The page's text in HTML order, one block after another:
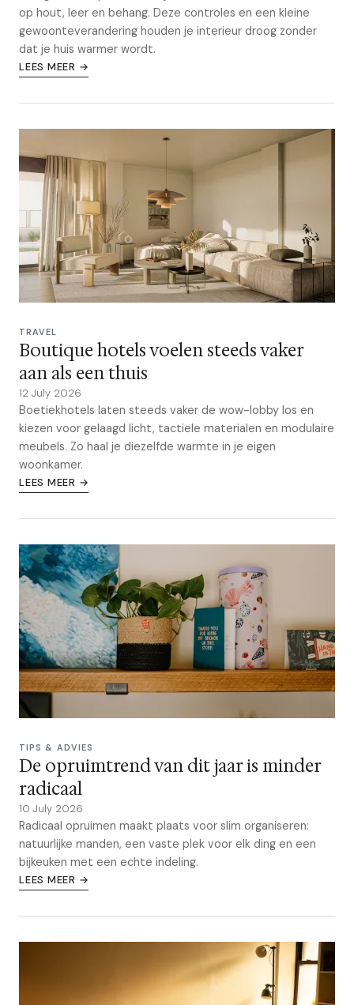
op hout, leer en behang. Deze controles en een kleine
gewoonteverandering houden je interieur droog zonder
dat je huis warmer wordt.
LEES MEER →
TRAVEL
Boutique hotels voelen steeds vaker
aan als een thuis
12 July 2026
Boetiekhotels laten steeds vaker de wow-lobby los en
kiezen voor gelaagd licht, tactiele materialen en modulaire
meubels. Zo haal je diezelfde warmte in je eigen
woonkamer.
LEES MEER →
TIPS & ADVIES
De opruimtrend van dit jaar is minder
radicaal
10 July 2026
Radicaal opruimen maakt plaats voor slim organiseren:
natuurlijke manden, een vaste plek voor elk ding en een
bijkeuken met een echte indeling.
LEES MEER →